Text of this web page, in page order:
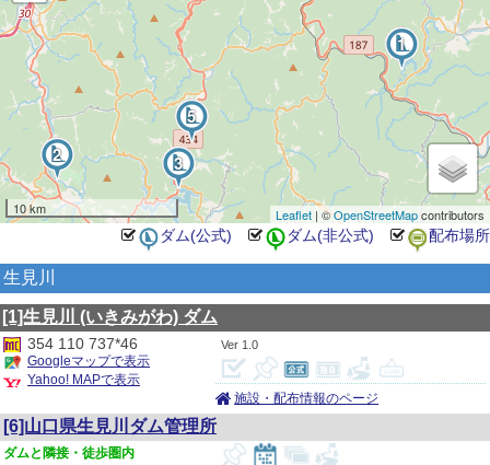
11
8
7
6
5
3
2
1
10 km Leaflet | ©OpenStreetMapcontributors
生見川
[1]生見川 (いきみがわ) ダム
1.0
施設・配布情報のページ
354 110 737*46
Googleマップで表示
Yahoo! MAPで表示
[6]山口県生見川ダム管理所
隣接・徒歩圏内